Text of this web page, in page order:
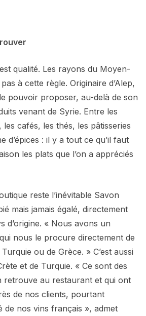
qualité. Les rayons du Moyen-
à cette règle. Originaire d’Alep,
pouvoir proposer, au-delà de son
venant de Syrie. Entre les
cafés, les thés, les pâtisseries
d’épices : il y a tout ce qu’il faut
les plats que l’on a appréciés
reste l’inévitable Savon
mais jamais égalé, directement
d’origine. « Nous avons un
nous le procure directement de
ou de Grèce. » C’est aussi
et de Turquie. « Ce sont des
retrouve au restaurant et qui ont
de nos clients, pourtant
de nos vins français », admet